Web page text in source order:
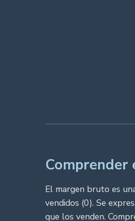
El margen bruto es
vendidos (0). Se
que los venden.